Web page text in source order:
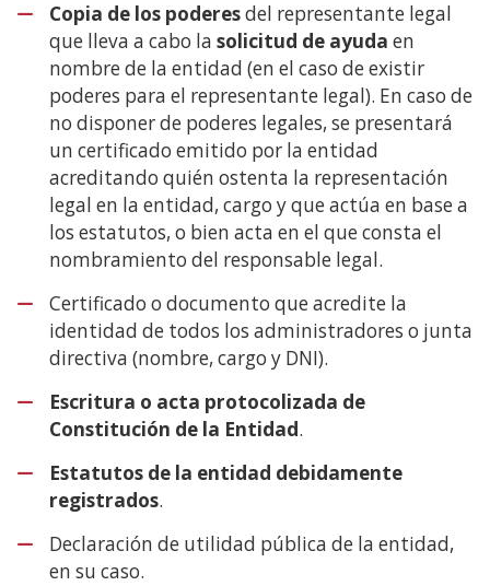
Copia de los poderesdel representante legal
que lleva a cabo la solicitud de ayuda en
nombre de la entidad (en el caso de existir
poderes para el representante legal). En caso de
no disponer de poderes legales, se presentará
un certificado emitido por la entidad
acreditando quién ostenta la representación
legal en la entidad, cargo y que actúa en base a
los estatutos, o bien acta en el que consta el
nombramiento del responsable legal.
Certificado o documento que acredite la
identidad de todos los administradores o junta
directiva (nombre, cargo y DNI).
Escritura o acta protocolizada de
Constitución de la Entidad.
Estatutos de la entidad debidamente
registrados.
Declaración de utilidad pública de la entidad,
en su caso.